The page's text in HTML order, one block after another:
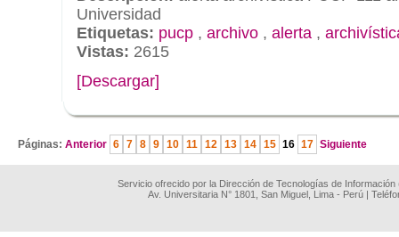
Universidad
Etiquetas: pucp , archivo , alerta ,
Vistas: 2615
[Descargar]
Páginas: Anterior 6 7 8 9 10 11 12 13 14 15 16 17 Siguiente
Servicio ofrecido por la Dirección de Tecnologías de
Av. Universitaria N° 1801, San Miguel, Lima - Perú |